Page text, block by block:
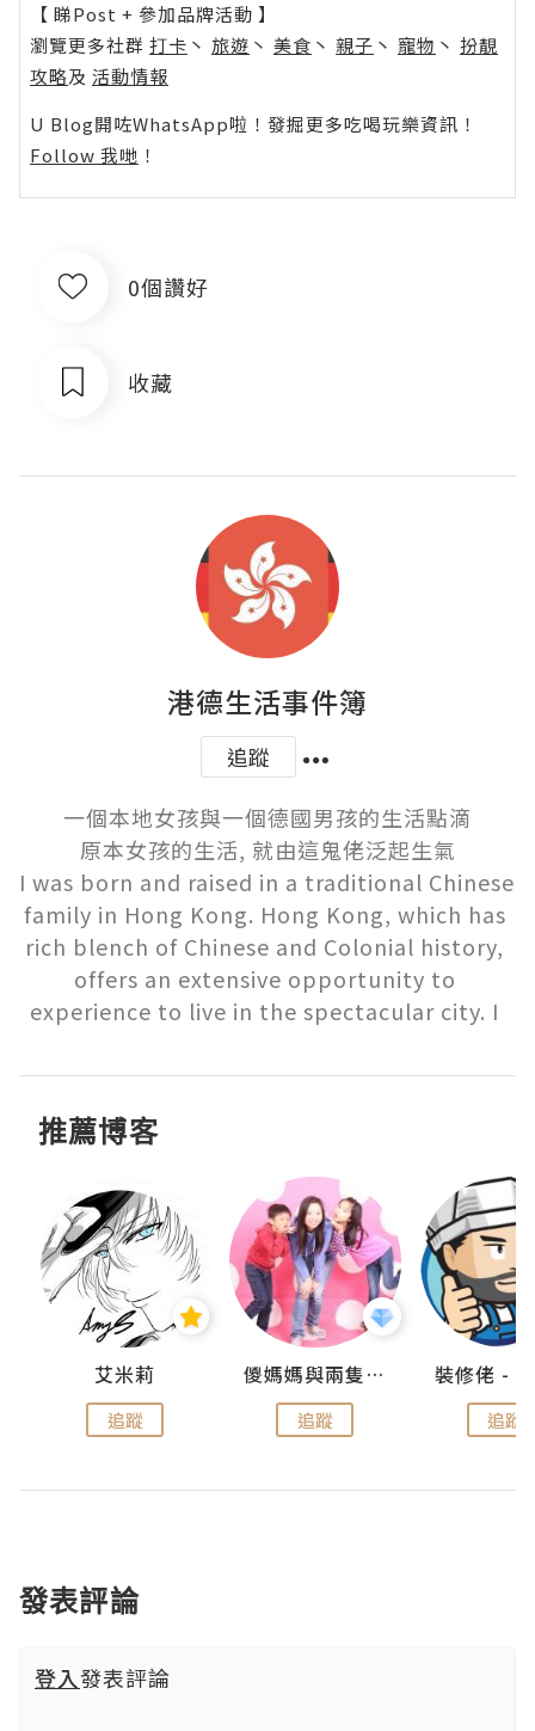
【 睇Post + 參加品牌活動 】
瀏覽更多社群 打卡 丶 旅遊 丶 美食 丶 親子 丶 寵物 丶 扮靚
攻略及 活動情報
U Blog開咗WhatsApp啦！發掘更多吃喝玩樂資訊！
Follow 我哋 ！
0個讚好
收藏
港德生活事件簿
追蹤
一個本地女孩與一個德國男孩的生活點滴
原本女孩的生活, 就由這鬼佬泛起生氣
I was born and raised in a traditional Chinese
family in Hong Kong. Hong Kong, which has
rich blench of Chinese and Colonial history,
offers an extensive opportunity to
experience to live in the spectacular city. I
推薦博客
艾米莉
追蹤
儍媽媽與兩隻小魔怪之家
追蹤 追蹤
發表評論
登入發表評論